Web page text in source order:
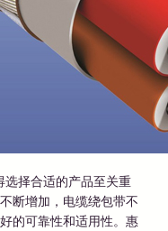
择合适的产品至关重
断增加，电缆绕包带不
的可靠性和适用性。惠